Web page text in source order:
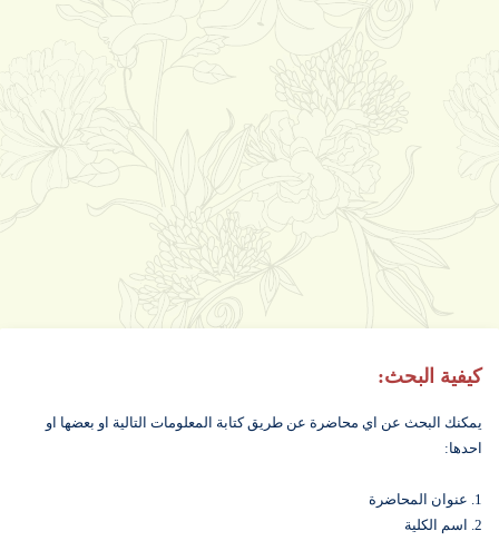
كيفية البحث:
يمكنك البحث عن اي محاضرة عن طريق كتابة المعلومات التالية او بعضها او
احدها:
1. عنوان المحاضرة
2. اسم الكلية